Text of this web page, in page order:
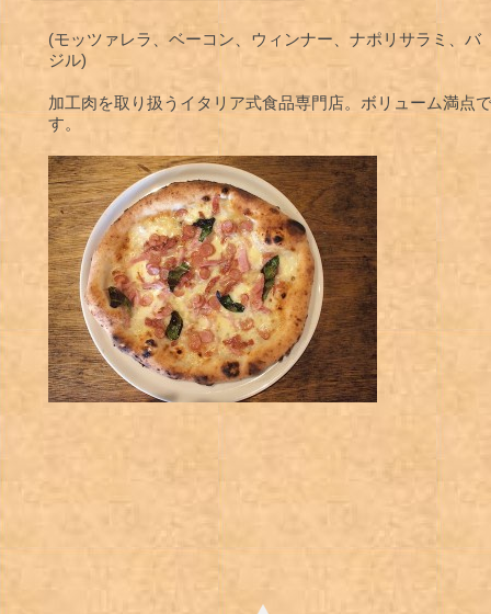
(モッツァレラ、ベーコン、ウィンナー、ナポリサラミ、バ
ジル)
加工肉を取り扱うイタリア式食品専門店。ボリューム満点で
す。